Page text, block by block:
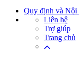
Quy định và Nội
Liên hệ
Trợ giúp
Trang chủ